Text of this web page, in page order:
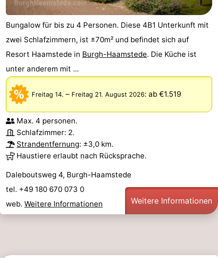
Bungalow für bis zu 4 Personen. Diese 4B1 Unterkunft mit
zwei Schlafzimmern, ist ±70m² und befindet sich auf
Resort Haamstede in Burgh-Haamstede. Die Küche ist
unter anderem mit ...
Freitag 14. – Freitag 21. August 2026: ab €1.519
Max. 4 personen.
Schlafzimmer: 2.
Strandentfernung: ±3,0 km.
Haustiere erlaubt nach Rücksprache.
Daleboutsweg 4, Burgh-Haamstede
tel. +49 180 670 073 0
web. Weitere Informationen Weitere Informationen